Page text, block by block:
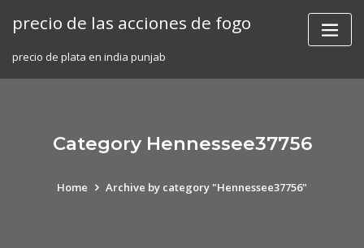
precio de las acciones de fogo
precio de plata en india punjab
Category Hennessee37756
Home Archive by category "Hennessee37756"